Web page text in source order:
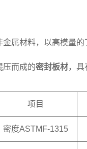
金属材料，以高模量
压而成的密封板材，
项目
密度ASTMF-1315